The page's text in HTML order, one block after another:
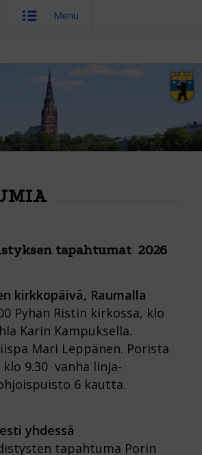
Menu
tapahtumat 2026
kirkkopäivä, Raumalla
Pyhän Ristin kirkossa, klo
Karin Kampuksella.
Mari Leppänen. Porista
9.30 vanha linja-
6 kautta.
yhdessä
tapahtuma Porin